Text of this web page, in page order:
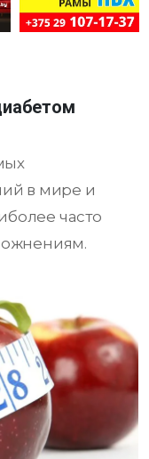
в мире и
часто